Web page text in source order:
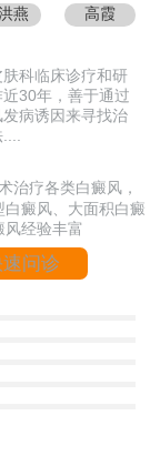
燕 高霞
肤科临床诊疗和研
近30年，善于通过
发病诱因来寻找治
治疗各类白癜风，
白癜风、大面积白癜
风经验丰富
问诊